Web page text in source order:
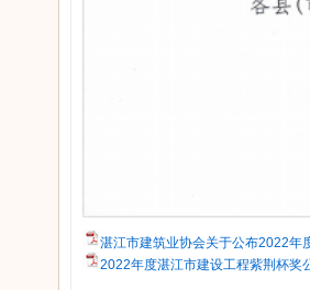
湛江市建筑业协会关于公布2022年
2022年度湛江市建设工程紫荆杯奖